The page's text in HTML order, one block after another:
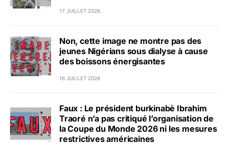
17 JUILLET 2026
Non, cette image ne montre pas des
jeunes Nigérians sous dialyse à cause
des boissons énergisantes
16 JUILLET 2026
Faux : Le président burkinabè Ibrahim
Traoré n’a pas critiqué l’organisation de
la Coupe du Monde 2026 ni les mesures
restrictives américaines